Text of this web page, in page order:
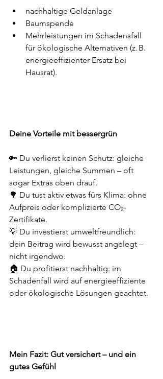
nachhaltige Geldanlage
Baumspende
Mehrleistungen im Schadensfall
für ökologische Alternativen (z. B.
energieeffizienter Ersatz bei
Hausrat).
Deine Vorteile mit bessergrün
🔑 Du verlierst keinen Schutz: gleiche
Leistungen, gleiche Summen – oft
sogar Extras oben drauf.
🌳 Du tust aktiv etwas fürs Klima: ohne
Aufpreis oder komplizierte CO₂-
Zertifikate.
💡 Du investierst umweltfreundlich:
dein Beitrag wird bewusst angelegt –
nicht irgendwo.
🏠 Du profitierst nachhaltig: im
Schadenfall wird auf energieeffiziente
oder ökologische Lösungen geachtet.
Mein Fazit: Gut versichert – und ein
gutes Gefühl